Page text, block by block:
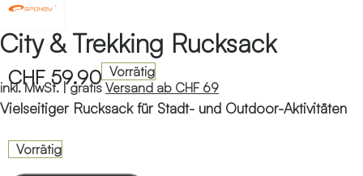
City & Trekking Rucksack
CHF59.90 Vorrätig
inkl. MwSt. |gratis Versand ab CHF 69
Vielseitiger Rucksack für Stadt- und Outdoor-Aktivitäten
Vorrätig